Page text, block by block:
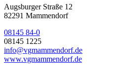
Augsburger Straße 12
82291 Mammendorf
08145 84-0
08145 1225
info@vgmammendorf.de
www.vgmammendorf.de